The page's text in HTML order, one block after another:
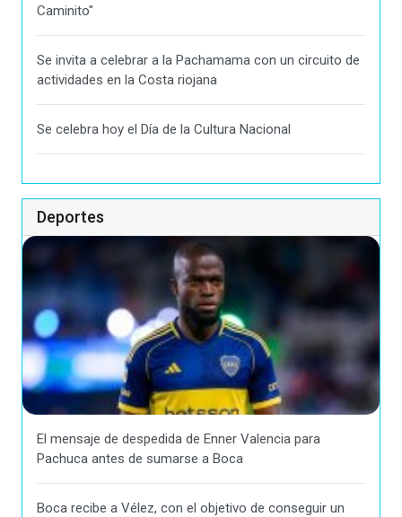
Caminito"
Se invita a celebrar a la Pachamama con un circuito de
actividades en la Costa riojana
Se celebra hoy el Día de la Cultura Nacional
Deportes
El mensaje de despedida de Enner Valencia para
Pachuca antes de sumarse a Boca
Boca recibe a Vélez, con el objetivo de conseguir un